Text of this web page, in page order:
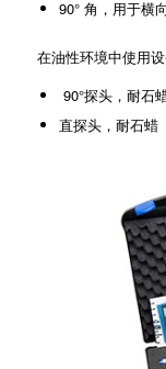
90° 角，用于横
在油性环境中使用
90°探头，耐石
直探头，耐石蜡